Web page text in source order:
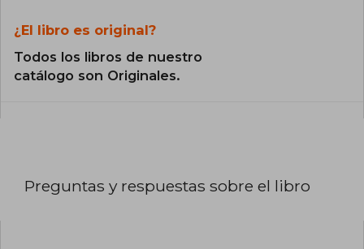
¿El libro es original?
Todos los libros de nuestro
catálogo son Originales.
Preguntas y respuestas sobre el libro